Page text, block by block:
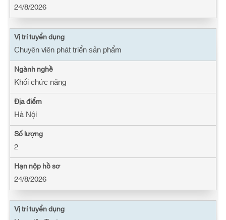
24/8/2026
Chuyên viên phát triển sản phẩm
Khối chức năng
Hà Nội
2
24/8/2026